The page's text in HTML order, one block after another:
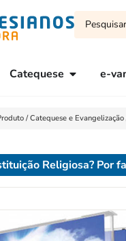
Catequese e-
/Catequese e Evangelização
Religiosa? Por